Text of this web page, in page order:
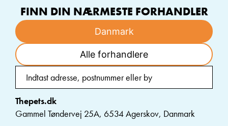
FINN DIN NÆRMESTE FORHANDLER
Danmark
Alle forhandlere
Thepets.dk
Gammel Tøndervej 25A, 6534 Agerskov, Danmark